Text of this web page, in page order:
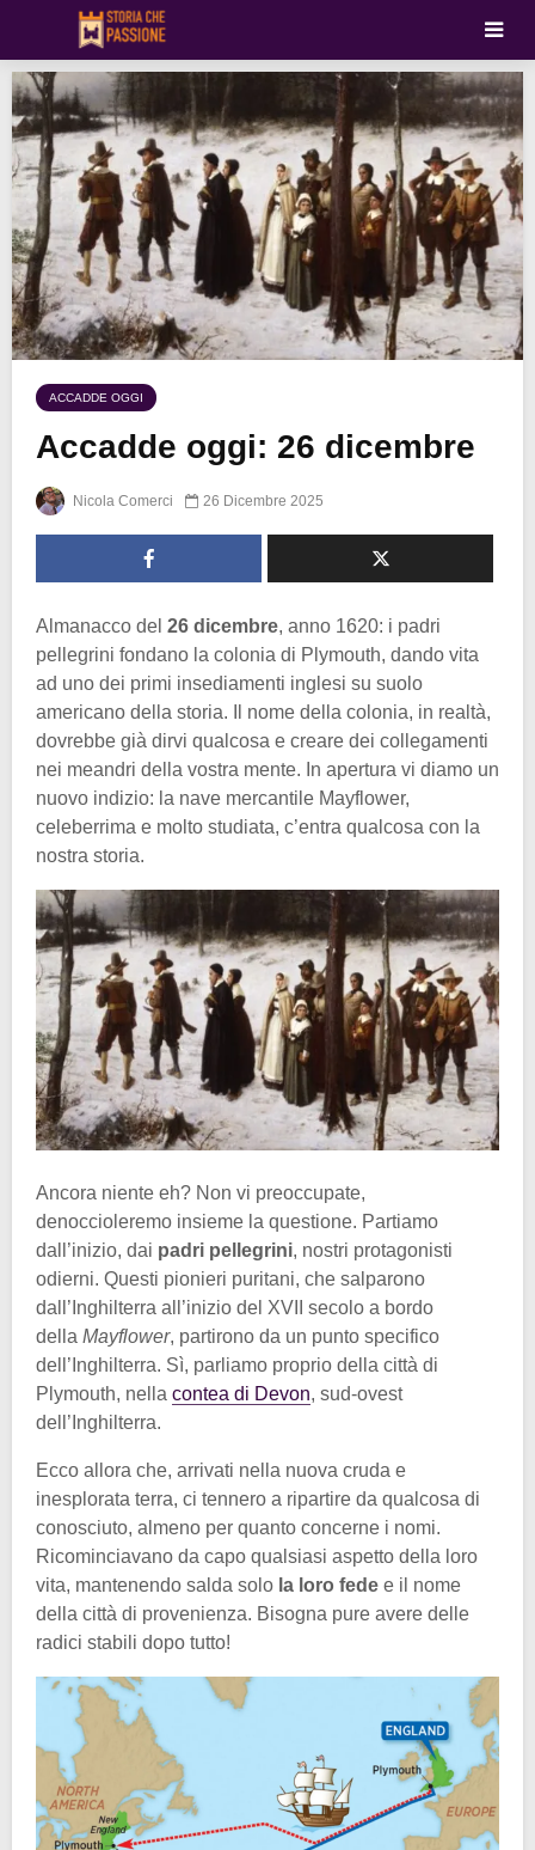
ACCADDE OGGI
Accadde oggi: 26 dicembre
Nicola Comerci 26 Dicembre 2025
Almanacco del 26 dicembre, anno 1620: i padri
pellegrini fondano la colonia di Plymouth, dando vita
ad uno dei primi insediamenti inglesi su suolo
americano della storia. Il nome della colonia, in realtà,
dovrebbe già dirvi qualcosa e creare dei collegamenti
nei meandri della vostra mente. In apertura vi diamo un
nuovo indizio: la nave mercantile Mayflower,
celeberrima e molto studiata, c’entra qualcosa con la
nostra storia.
Ancora niente eh? Non vi preoccupate,
denoccioleremo insieme la questione. Partiamo
dall’inizio, dai padri pellegrini, nostri protagonisti
odierni. Questi pionieri puritani, che salparono
dall’Inghilterra all’inizio del XVII secolo a bordo
della Mayflower, partirono da un punto specifico
dell’Inghilterra. Sì, parliamo proprio della città di
Plymouth, nella contea di Devon, sud-ovest
dell’Inghilterra.
Ecco allora che, arrivati nella nuova cruda e
inesplorata terra, ci tennero a ripartire da qualcosa di
conosciuto, almeno per quanto concerne i nomi.
Ricominciavano da capo qualsiasi aspetto della loro
vita, mantenendo salda solo la loro fede e il nome
della città di provenienza. Bisogna pure avere delle
radici stabili dopo tutto!